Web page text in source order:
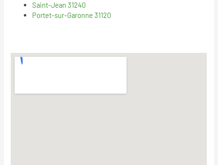
Saint-Jean 31240
Portet-sur-Garonne 31120